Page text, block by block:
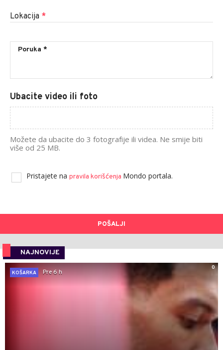
Lokacija *
Ubacite video ili foto
Možete da ubacite do 3 fotografije ili videa. Ne smije biti
više od 25 MB.
Pristajete na pravila korišćenja Mondo portala.
POŠALJI
NAJNOVIJE
0
KOŠARKA
Pre 6 h